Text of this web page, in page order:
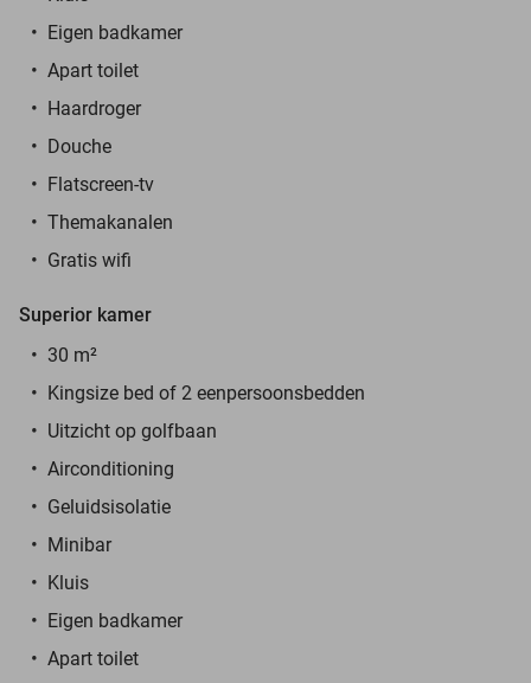
Eigen badkamer
Apart toilet
Haardroger
Douche
Flatscreen-tv
Themakanalen
Gratis wifi
Superior kamer
30 m²
Kingsize bed of 2 eenpersoonsbedden
Uitzicht op golfbaan
Airconditioning
Geluidsisolatie
Minibar
Kluis
Eigen badkamer
Apart toilet